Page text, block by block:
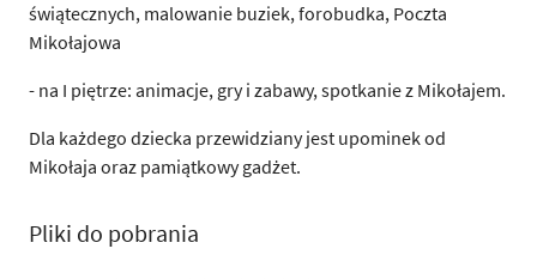
świątecznych, malowanie buziek, forobudka, Poczta
Mikołajowa
- na I piętrze: animacje, gry i zabawy, spotkanie z Mikołajem.
Dla każdego dziecka przewidziany jest upominek od
Mikołaja oraz pamiątkowy gadżet.
Pliki do pobrania